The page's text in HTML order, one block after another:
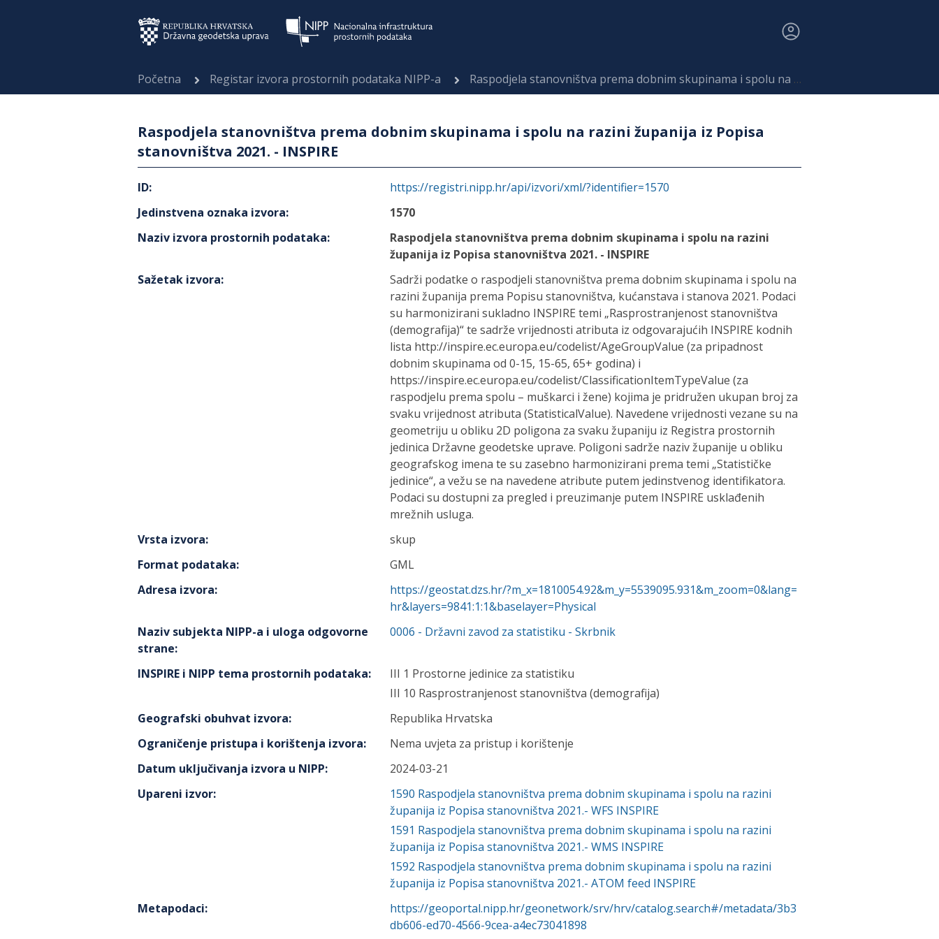
Početna Registar izvora prostornih podataka NIPP-a Raspodjela stanovništva prema dobnim skupinama i spolu na razini županija iz Popisa stanovništva 2021. - INSPIRE
Raspodjela stanovništva prema dobnim skupinama i spolu na razini županija iz Popisa
stanovništva 2021. - INSPIRE
ID:
https://registri.nipp.hr/api/izvori/xml/?identifier=1570
Jedinstvena oznaka izvora:
1570
Naziv izvora prostornih podataka:
Raspodjela stanovništva prema dobnim skupinama i spolu na razini
županija iz Popisa stanovništva 2021. - INSPIRE
Sažetak izvora:
Sadrži podatke o raspodjeli stanovništva prema dobnim skupinama i spolu na
razini županija prema Popisu stanovništva, kućanstava i stanova 2021. Podaci
su harmonizirani sukladno INSPIRE temi „Rasprostranjenost stanovništva
(demografija)“ te sadrže vrijednosti atributa iz odgovarajućih INSPIRE kodnih
lista http://inspire.ec.europa.eu/codelist/AgeGroupValue (za pripadnost
dobnim skupinama od 0-15, 15-65, 65+ godina) i
https://inspire.ec.europa.eu/codelist/ClassificationItemTypeValue (za
raspodjelu prema spolu – muškarci i žene) kojima je pridružen ukupan broj za
svaku vrijednost atributa (StatisticalValue). Navedene vrijednosti vezane su na
geometriju u obliku 2D poligona za svaku županiju iz Registra prostornih
jedinica Državne geodetske uprave. Poligoni sadrže naziv županije u obliku
geografskog imena te su zasebno harmonizirani prema temi „Statističke
jedinice“, a vežu se na navedene atribute putem jedinstvenog identifikatora.
Podaci su dostupni za pregled i preuzimanje putem INSPIRE usklađenih
mrežnih usluga.
Vrsta izvora:
skup
Format podataka:
GML
Adresa izvora:
https://geostat.dzs.hr/?m_x=1810054.92&m_y=5539095.931&m_zoom=0&lang=
hr&layers=9841:1:1&baselayer=Physical
Naziv subjekta NIPP-a i uloga odgovorne
strane:
0006 - Državni zavod za statistiku - Skrbnik
INSPIRE i NIPP tema prostornih podataka:
III 1 Prostorne jedinice za statistiku
III 10 Rasprostranjenost stanovništva (demografija)
Geografski obuhvat izvora:
Republika Hrvatska
Ograničenje pristupa i korištenja izvora:
Nema uvjeta za pristup i korištenje
Datum uključivanja izvora u NIPP:
2024-03-21
Upareni izvor: 1590 Raspodjela stanovništva prema dobnim skupinama i spolu na razini
županija iz Popisa stanovništva 2021.- WFS INSPIRE
1591 Raspodjela stanovništva prema dobnim skupinama i spolu na razini
županija iz Popisa stanovništva 2021.- WMS INSPIRE
1592 Raspodjela stanovništva prema dobnim skupinama i spolu na razini
županija iz Popisa stanovništva 2021.- ATOM feed INSPIRE
Metapodaci:
https://geoportal.nipp.hr/geonetwork/srv/hrv/catalog.search#/metadata/3b3
db606-ed70-4566-9cea-a4ec73041898